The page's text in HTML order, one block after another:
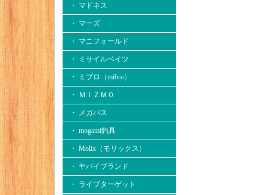
・ マドネス
・ マーズ
・ マニフォールド
・ ミサイルベイツ
・ ミブロ（mibro）
・ ＭＩＺＭＯ
・ メガバス
・ mogami釣具
・ Molix（モリックス）
・ ヤバイブランド
・ ライブターゲット